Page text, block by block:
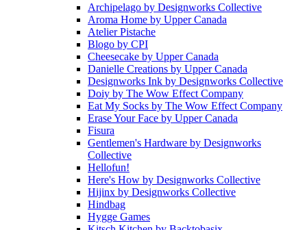
Archipelago by Designworks Collective
Aroma Home by Upper Canada
Atelier Pistache
Blogo by CPI
Cheesecake by Upper Canada
Danielle Creations by Upper Canada
Designworks Ink by Designworks Collective
Doiy by The Wow Effect Company
Eat My Socks by The Wow Effect Company
Erase Your Face by Upper Canada
Fisura
Gentlemen's Hardware by Designworks
Collective
Hellofun!
Here's How by Designworks Collective
Hijinx by Designworks Collective
Hindbag
Hygge Games